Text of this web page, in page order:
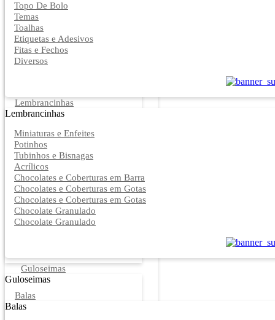
Topo De Bolo
Temas
Toalhas
Etiquetas e Adesivos
Fitas e Fechos
Diversos
Lembrancinhas
Lembrancinhas
Miniaturas e Enfeites
Potinhos
Tubinhos e Bisnagas
Acrílicos
Chocolates e Coberturas em Barra
Chocolates e Coberturas em Gotas
Chocolates e Coberturas em Gotas
Chocolate Granulado
Chocolate Granulado
Guloseimas
Guloseimas
Balas
Balas